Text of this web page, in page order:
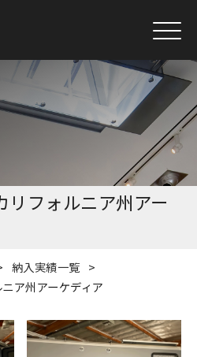
リフォルニア州アー
納入実績一覧
ア州アーケディア